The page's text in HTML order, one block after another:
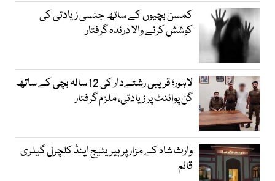
کمسن بچیوں کے ساتھ جنسی زیادتی کی
کوشش کرنے والا درندہ گرفتار
لاہور؛ قریبی رشتےدار کی 12 سالہ بچی کے ساتھ
گن پوائنٹ پر زیادتی، ملزم گرفتار
وارث شاہ کے مزار پر ہیریٹیج اینڈ کلچرل گیلری
قائم